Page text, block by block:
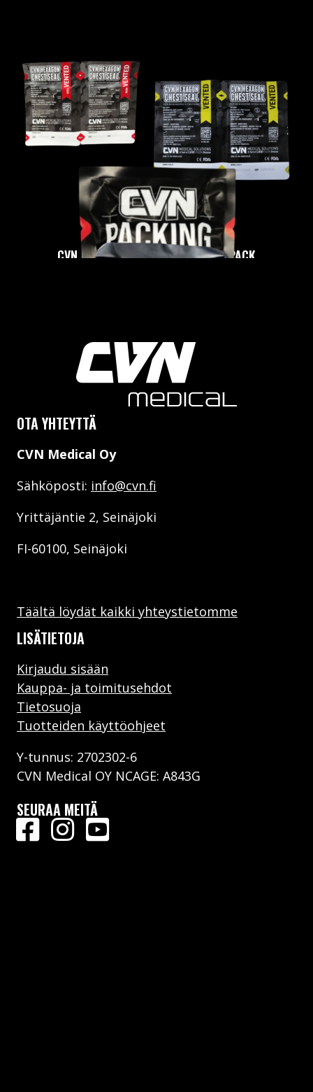
CVN HEXAGON CHEST SEAL TWIN-PACK
CVN PACKING GAUZE
TUTUSTU
TUTUSTU
OTA YHTEYTTÄ
CVN Medical Oy
Sähköposti: info@cvn.fi
Yrittäjäntie 2, Seinäjoki
FI-60100, Seinäjoki
Täältä löydät kaikki yhteystietomme
LISÄTIETOJA
Kirjaudu sisään
Kauppa- ja toimitusehdot
Tietosuoja
Tuotteiden käyttöohjeet
Y-tunnus: 2702302-6
CVN Medical OY NCAGE: A843G
SEURAA MEITÄ